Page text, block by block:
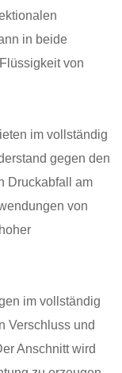
in beide
von
im vollständig
gegen den
Druckabfall am
von
im vollständig
Verschluss und
Anschnitt wird